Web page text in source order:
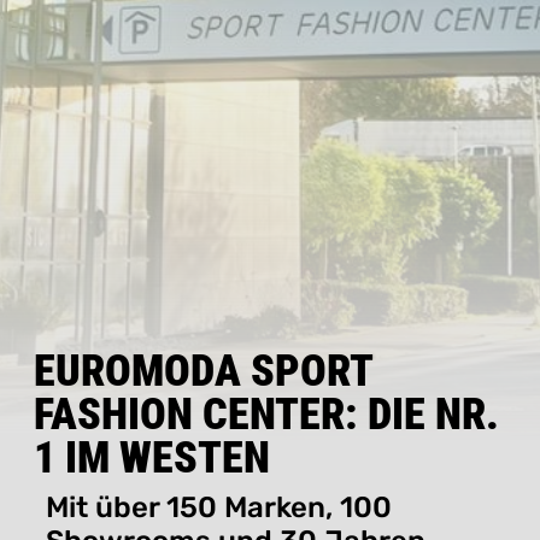
EUROMODA SPORT
FASHION CENTER: DIE NR.
1 IM WESTEN
Mit über 150 Marken, 100